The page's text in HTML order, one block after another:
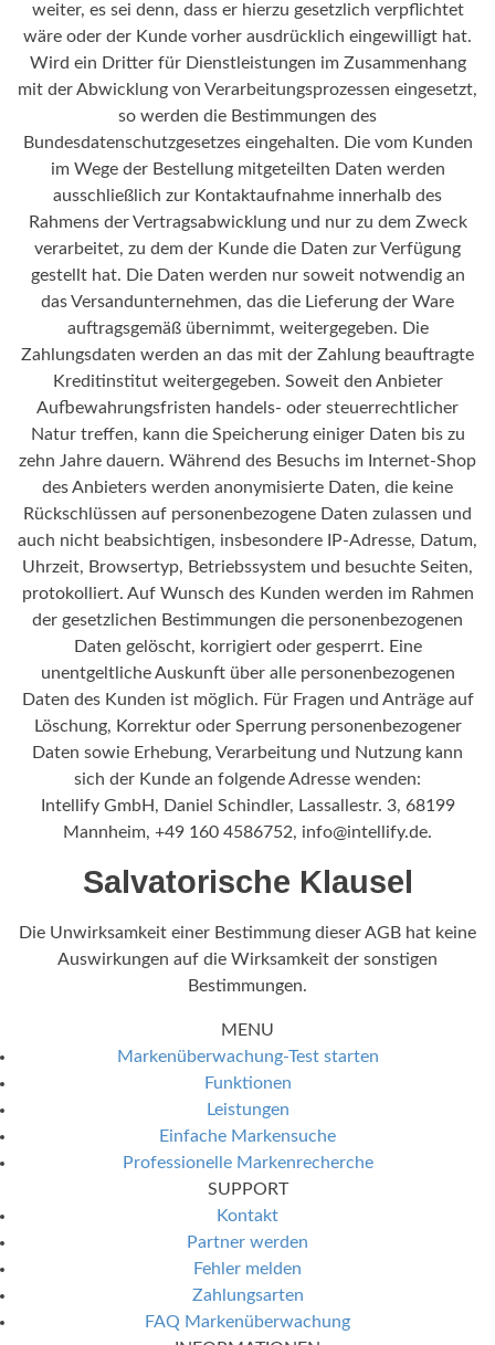
weiter, es sei denn, dass er hierzu gesetzlich verpflichtet
wäre oder der Kunde vorher ausdrücklich eingewilligt hat.
Wird ein Dritter für Dienstleistungen im Zusammenhang
mit der Abwicklung von Verarbeitungsprozessen eingesetzt,
so werden die Bestimmungen des
Bundesdatenschutzgesetzes eingehalten. Die vom Kunden
im Wege der Bestellung mitgeteilten Daten werden
ausschließlich zur Kontaktaufnahme innerhalb des
Rahmens der Vertragsabwicklung und nur zu dem Zweck
verarbeitet, zu dem der Kunde die Daten zur Verfügung
gestellt hat. Die Daten werden nur soweit notwendig an
das Versandunternehmen, das die Lieferung der Ware
auftragsgemäß übernimmt, weitergegeben. Die
Zahlungsdaten werden an das mit der Zahlung beauftragte
Kreditinstitut weitergegeben. Soweit den Anbieter
Aufbewahrungsfristen handels- oder steuerrechtlicher
Natur treffen, kann die Speicherung einiger Daten bis zu
zehn Jahre dauern. Während des Besuchs im Internet-Shop
des Anbieters werden anonymisierte Daten, die keine
Rückschlüssen auf personenbezogene Daten zulassen und
auch nicht beabsichtigen, insbesondere IP-Adresse, Datum,
Uhrzeit, Browsertyp, Betriebssystem und besuchte Seiten,
protokolliert. Auf Wunsch des Kunden werden im Rahmen
der gesetzlichen Bestimmungen die personenbezogenen
Daten gelöscht, korrigiert oder gesperrt. Eine
unentgeltliche Auskunft über alle personenbezogenen
Daten des Kunden ist möglich. Für Fragen und Anträge auf
Löschung, Korrektur oder Sperrung personenbezogener
Daten sowie Erhebung, Verarbeitung und Nutzung kann
sich der Kunde an folgende Adresse wenden:
Intellify GmbH, Daniel Schindler, Lassallestr. 3, 68199
Mannheim, +49 160 4586752, info@intellify.de.
Salvatorische Klausel
Die Unwirksamkeit einer Bestimmung dieser AGB hat keine
Auswirkungen auf die Wirksamkeit der sonstigen
Bestimmungen.
MENU
Markenüberwachung-Test starten
Funktionen
Leistungen
Einfache Markensuche
Professionelle Markenrecherche
SUPPORT
Kontakt
Partner werden
Fehler melden
Zahlungsarten
FAQ Markenüberwachung